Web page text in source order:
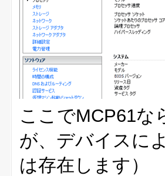
ここでMCP61な
が、デバイスに
は存在します）